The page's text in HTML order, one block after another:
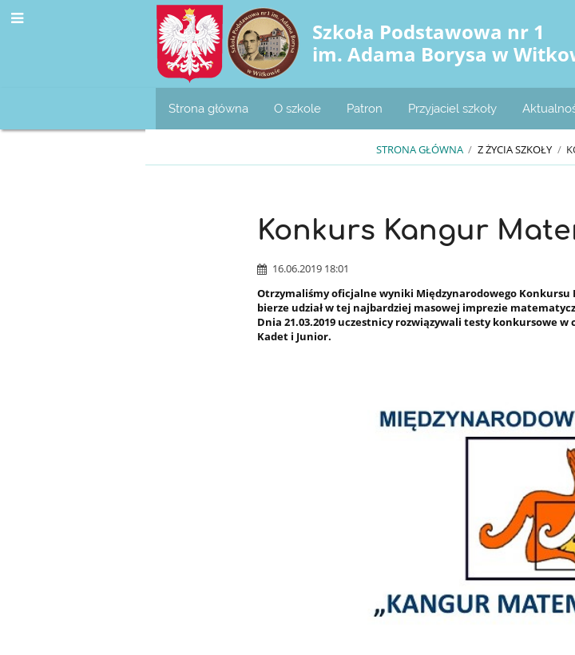
Szkoła Podstawowa nr 1
im. Adama Borysa w
Strona główna O szkole Patron Przyjaciel szkoły
STRONA GŁÓWNA / Z ŻYCIA SZKOŁY /
Konkursy
wyróżnienia
Konkurs Kangur
16.06.2019 18:01
Otrzymaliśmy oficjalne wyniki Międzynarodowego Konkursu
bierze udział w tej najbardziej masowej imprezie
Dnia 21.03.2019 uczestnicy rozwiązywali testy konkursowe w
Kadet i Junior.